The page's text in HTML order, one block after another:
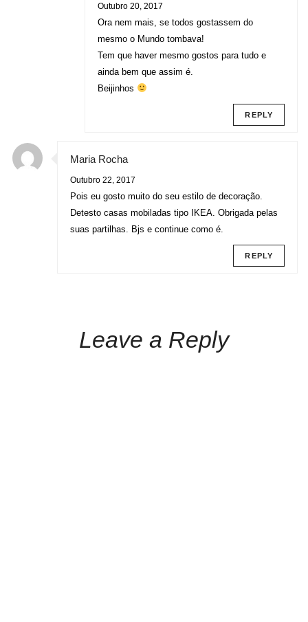
Outubro 20, 2017
Ora nem mais, se todos gostassem do
mesmo o Mundo tombava!
Tem que haver mesmo gostos para tudo e
ainda bem que assim é.
Beijinhos
REPLY
Maria Rocha
Outubro 22, 2017
Pois eu gosto muito do seu estilo de decoração.
Detesto casas mobiladas tipo IKEA. Obrigada pelas
suas partilhas. Bjs e continue como é.
REPLY
Leave a Reply